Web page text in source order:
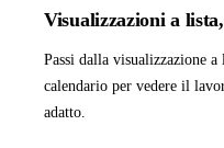
Visualizzazioni a
Passi dalla visualizzazione
calendario per vedere il
adatto.